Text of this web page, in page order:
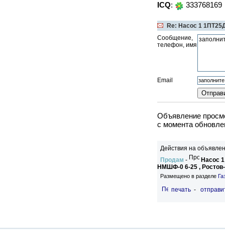
ICQ: 333768169
Re: Насос 1
Сообщение,
телефон, имя
Email
Объявление
c момента
Действия на
Продам -
Насос
НМШФ-0 6-25 ,
Размещено в разделе
печать -